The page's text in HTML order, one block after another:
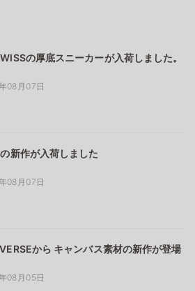
の厚底スニーカーが入荷しました。
08月07日
新作が入荷しました
08月07日
から キャンバス素材の新作が登場
08月05日